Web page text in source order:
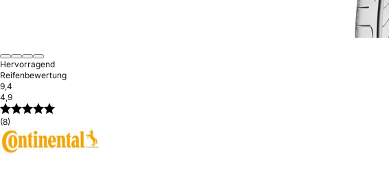
Hervorragend
Reifenbewertung
9,4
4,9
(8)